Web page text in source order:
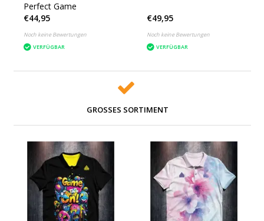
Perfect Game
€44,95
Noch keine Bewertungen
VERFÜGBAR
€49,95
Noch keine Bewertungen
VERFÜGBAR
GROSSES SORTIMENT